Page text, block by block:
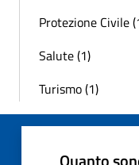
Protezione Civile
Salute (1)
Turismo (1)